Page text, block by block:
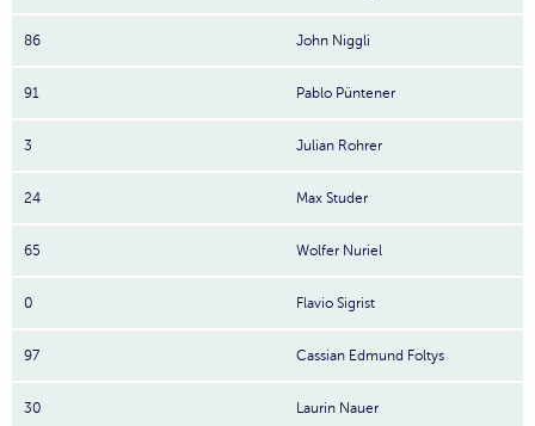
86 John Niggli
91 Pablo Püntener
3 Julian Rohrer
24 Max Studer
65 Wolfer Nuriel
0 Flavio Sigrist
97 Cassian Edmund Foltys
30 Laurin Nauer